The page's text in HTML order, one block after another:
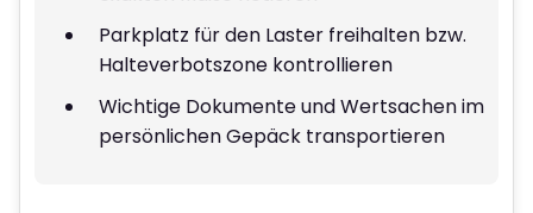
Parkplatz für den Laster freihalten bzw.
Halteverbotszone kontrollieren
Wichtige Dokumente und Wertsachen im
persönlichen Gepäck transportieren